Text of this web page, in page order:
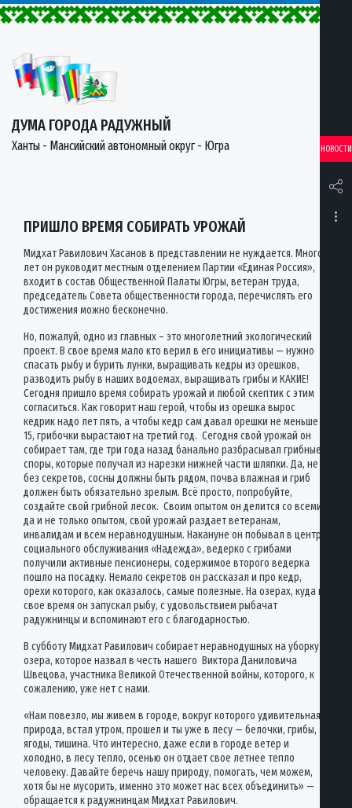
ДУМА ГОРОДА РАДУЖНЫЙ
Ханты - Мансийский автономный округ - Югра НОВОСТИ
ПРИШЛО ВРЕМЯ СОБИРАТЬ УРОЖАЙ
Мидхат Равилович Хасанов в представлении не нуждается. Много
лет он руководит местным отделением Партии «Единая Россия»,
входит в состав Общественной Палаты Югры, ветеран труда,
председатель Совета общественности города, перечислять его
достижения можно бесконечно.
Но, пожалуй, одно из главных – это многолетний экологический
проект. В свое время мало кто верил в его инициативы — нужно
спасать рыбу и бурить лунки, выращивать кедры из орешков,
разводить рыбу в наших водоемах, выращивать грибы и КАКИЕ!
Сегодня пришло время собирать урожай и любой скептик с этим
согласиться. Как говорит наш герой, чтобы из орешка вырос
кедрик надо лет пять, а чтобы кедр сам давал орешки не меньше —
15, грибочки вырастают на третий год. Сегодня свой урожай он
собирает там, где три года назад банально разбрасывал грибные
споры, которые получал из нарезки нижней части шляпки. Да, не
без секретов, сосны должны быть рядом, почва влажная и гриб
должен быть обязательно зрелым. Всё просто, попробуйте,
создайте свой грибной лесок. Своим опытом он делится со всеми,
да и не только опытом, свой урожай раздает ветеранам,
инвалидам и всем неравнодушным. Накануне он побывал в центре
социального обслуживания «Надежда», ведерко с грибами
получили активные пенсионеры, содержимое второго ведерка
пошло на посадку. Немало секретов он рассказал и про кедр,
орехи которого, как оказалось, самые полезные. На озерах, куда в
свое время он запускал рыбу, с удовольствием рыбачат
радужнинцы и вспоминают его с благодарностью.
В субботу Мидхат Равилович собирает неравнодушных на уборку
озера, которое назвал в честь нашего Виктора Даниловича
Швецова, участника Великой Отечественной войны, которого, к
сожалению, уже нет с нами.
«Нам повезло, мы живем в городе, вокруг которого удивительная
природа, встал утром, прошел и ты уже в лесу — белочки, грибы,
ягоды, тишина. Что интересно, даже если в городе ветер и
холодно, в лесу тепло, осенью он отдает свое летнее тепло
человеку. Давайте беречь нашу природу, помогать, чем можем,
хотя бы не мусорить, именно это может нас всех объединить» —
обращается к радужнинцам Мидхат Равилович.